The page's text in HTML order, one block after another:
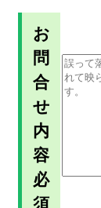
お
問
合
せ
内
容
必
須